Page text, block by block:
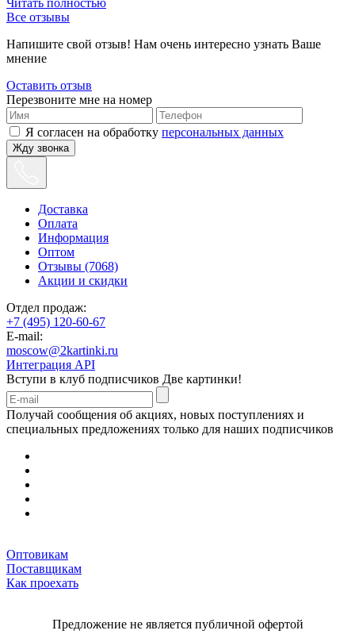
Читать полностью
Все отзывы
Напишите свой отзыв! Нам очень интересно узнать Ваше
мнение
Оставить отзыв
Перезвоните мне на номер
Я согласен на обработку персональных данных
Жду звонка
Доставка
Оплата
Информация
Оптом
Отзывы (7068)
Акции и скидки
Отдел продаж:
+7 (495) 120-60-67
E-mail:
moscow@2kartinki.ru
Интеграция API
Вступи в клуб подписчиков Две картинки!
Получай сообщения об акциях, новых поступлениях и
специальных предложениях только для наших подписчиков
Оптовикам
Поставщикам
Как проехать
Предложение не является публичной офертой